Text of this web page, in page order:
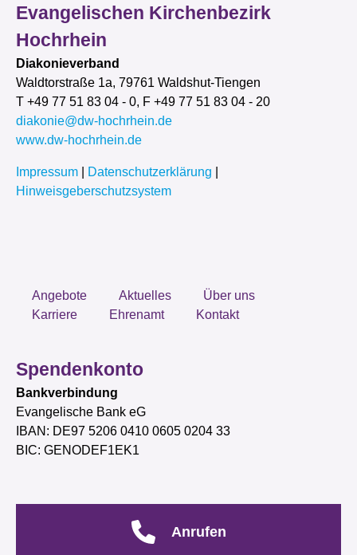
Evangelischen Kirchenbezirk
Hochrhein
Diakonieverband
Waldtorstraße 1a, 79761 Waldshut-Tiengen
T +49 77 51 83 04 - 0, F +49 77 51 83 04 - 20
diakonie@dw-hochrhein.de
www.dw-hochrhein.de
Impressum | Datenschutzerklärung |
Hinweisgeberschutzsystem
Angebote Aktuelles
Über uns
Karriere
Ehrenamt Kontakt
Spendenkonto
Bankverbindung
Evangelische Bank eG
IBAN: DE97 5206 0410 0605 0204 33
BIC: GENODEF1EK1
Anrufen